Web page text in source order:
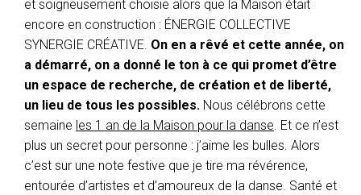
et soigneusement choisie alors que la Maison était
encore en construction : ÉNERGIE COLLECTIVE
SYNERGIE CRÉATIVE. On en a rêvé et cette année, on
a démarré, on a donné le ton à ce qui promet d’être
un espace de recherche, de création et de liberté,
un lieu de tous les possibles. Nous célébrons cette
semaine les 1 an de la Maison pour la danse. Et ce n’est
plus un secret pour personne : j’aime les bulles. Alors
c’est sur une note festive que je tire ma révérence,
entourée d’artistes et d’amoureux de la danse. Santé et